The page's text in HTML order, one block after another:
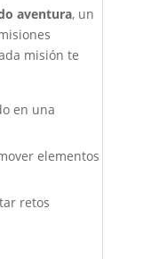
aventura, un
misión te
en una
elementos
retos